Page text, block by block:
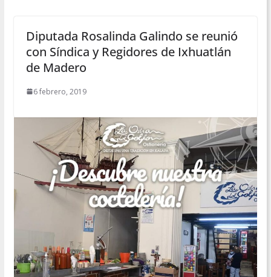
Diputada Rosalinda Galindo se reunió
con Síndica y Regidores de Ixhuatlán
de Madero
6 febrero, 2019